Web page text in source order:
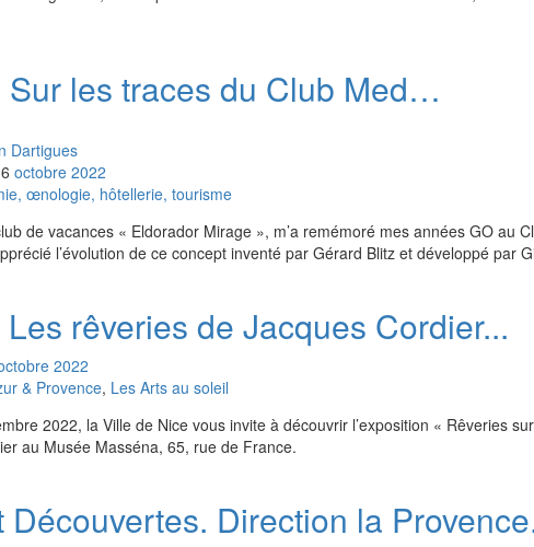
Sur les traces du Club Med…
Dartigues
octobre 2022
œnologie, hôtellerie, tourisme
de vacances « Eldorador Mirage », m’a remémoré mes années GO au
l’évolution de ce concept inventé par Gérard Blitz et développé par
rêveries de Jacques Cordier...
obre 2022
& Provence, Les Arts au soleil
2022, la Ville de Nice vous invite à découvrir l’exposition « Rêveries
au Musée Masséna, 65, rue de France.
Direction la